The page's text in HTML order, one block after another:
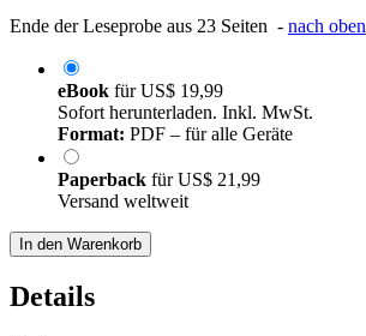
Ende der Leseprobe aus 23 Seiten - nach oben
eBook fürUS$ 19,99
Sofort herunterladen. Inkl. MwSt.
Format: PDF – für alle Geräte
Paperback fürUS$ 21,99
Versand weltweit
In den Warenkorb
Details